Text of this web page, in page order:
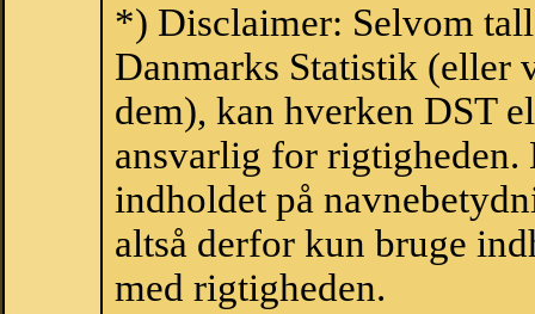
*) Disclaimer: Selvom
Danmarks Statistik (eller
dem), kan hverken DST
ansvarlig for
indholdet på
altså derfor kun bruge
med rigtigheden.